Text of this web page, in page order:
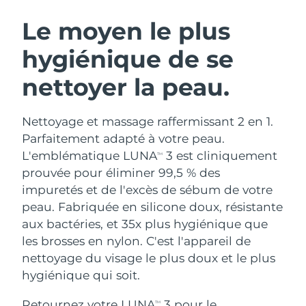
Le moyen le plus
hygiénique de se
nettoyer la peau.
Nettoyage et massage raffermissant 2 en 1.
Parfaitement adapté à votre peau.
L'emblématique LUNATM
3 est cliniquement
prouvée pour éliminer 99,5 % des
impuretés et de l'excès de sébum de votre
peau. Fabriquée en silicone doux, résistante
aux bactéries, et 35x plus hygiénique que
les brosses en nylon. C'est l'appareil de
nettoyage du visage le plus doux et le plus
hygiénique qui soit.
TM
Nettoyage du visage
Anti-aging massage
LUNA™ 4 Plus
Massage, LED heating
LUNA™ 4 Men
For men, anti-aging massage
Lifting
Microcurrent toning
BEAR™ 2 go
Microcurrent toning on-the-go
BEAR™ 2 eyes & lips
Microcurrent line smoothing device
Hydratation
UFO™ 3 coffret
Deep facial hydration
UFO™ 3 LED
Near-infrared and red light therapy
device
Soin bucco-dentaire
issa™ 4
Hybrid silicone sonic toothbrush
issa™ 4 plus
Smart hybrid silicone sonic toothbrush
FAQ™ TRAITEMENT ANTI-ÂGE
Anti-âge
NEW
Autriche Livraison estimée
Bahreïn Livraison estimée
Belgique Livraison estimée
Bermudes Livraison estimée8/15/26
Bosnie-Herzégovine Livraison estimée 8/12/26
Brunei Livraison estimée
Bulgarie Livraison estimée8/9/26
Canada Livraison estimée
Chili